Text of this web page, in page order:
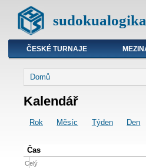
ČESKÉ TURNAJE
Domů
Kalendář
Rok Měsíc Týden Den
Čas
Celý